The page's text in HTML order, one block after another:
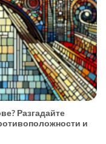
Разгадайте
и